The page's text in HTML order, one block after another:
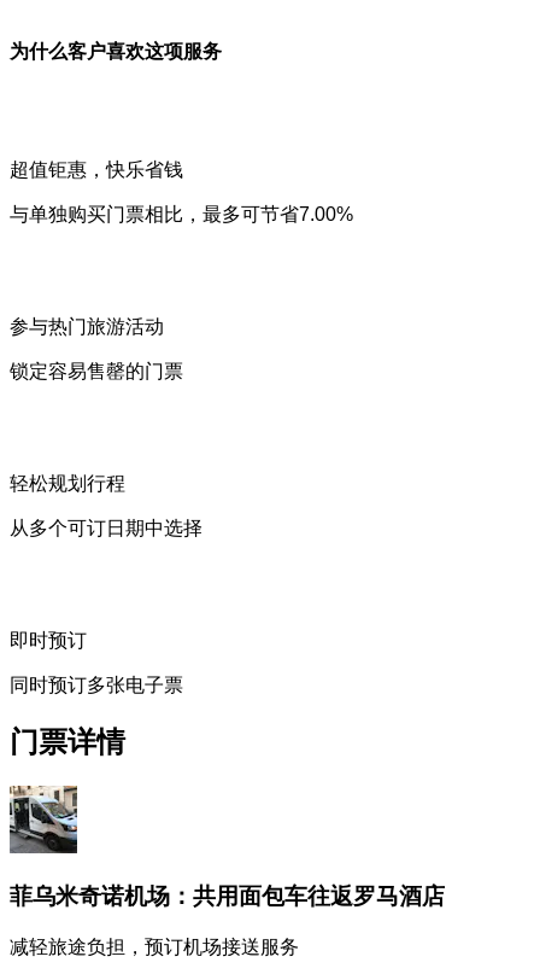
为什么客户喜欢这项服务
超值钜惠，快乐省钱
与单独购买门票相比，最多可节省7.00%
参与热门旅游活动
锁定容易售罄的门票
轻松规划行程
从多个可订日期中选择
即时预订
同时预订多张电子票
门票详情
菲乌米奇诺机场：共用面包车往返罗马酒店
减轻旅途负担，预订机场接送服务